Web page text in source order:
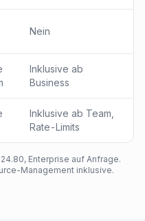
Nein
Inklusive ab
Business
Inklusive ab Team,
Rate-Limits
Enterprise auf Anfrage.
Management inklusive.